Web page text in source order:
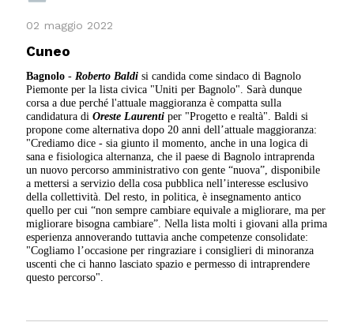
02 maggio 2022
Cuneo
Bagnolo -Roberto Baldi si candida come sindaco di Bagnolo
Piemonte per la lista civica "Uniti per Bagnolo". Sarà dunque
corsa a due perché l'attuale maggioranza è compatta sulla
candidatura diOreste Laurenti per "Progetto e realtà". Baldi si
propone come alternativa dopo 20 anni dell’attuale maggioranza:
"Crediamo dice - sia giunto il momento, anche in una logica di
sana e fisiologica alternanza, che il paese di Bagnolo intraprenda
un nuovo percorso amministrativo con gente “nuova”, disponibile
a mettersi a servizio della cosa pubblica nell’interesse esclusivo
della collettività. Del resto, in politica, è insegnamento antico
quello per cui “non sempre cambiare equivale a migliorare, ma per
migliorare bisogna cambiare”. Nella lista molti i giovani alla prima
esperienza annoverando tuttavia anche competenze consolidate:
"Cogliamo l’occasione per ringraziare i consiglieri di minoranza
uscenti che ci hanno lasciato spazio e permesso di intraprendere
questo percorso".